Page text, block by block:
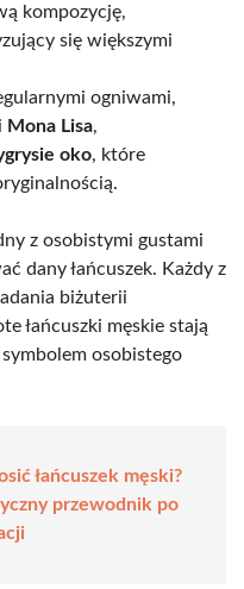
kompozycję,
się większymi
ogniwami,
i Mona Lisa,
oko, które
z osobistymi gustami
dany łańcuszek. Każdy z
biżuterii
łańcuszki męskie stają
osobistego
łańcuszek męski?
przewodnik po